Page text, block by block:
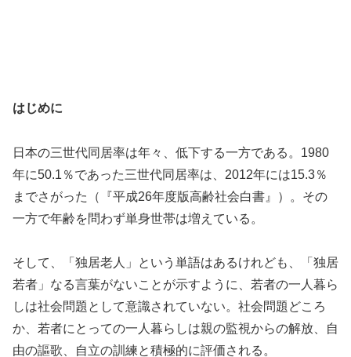
はじめに
日本の三世代同居率は年々、低下する一方である。1980
年に50.1％であった三世代同居率は、2012年には15.3％
までさがった（『平成26年度版高齢社会白書』）。その
一方で年齢を問わず単身世帯は増えている。
そして、「独居老人」という単語はあるけれども、「独居
若者」なる言葉がないことが示すように、若者の一人暮ら
しは社会問題として意識されていない。社会問題どころ
か、若者にとっての一人暮らしは親の監視からの解放、自
由の謳歌、自立の訓練と積極的に評価される。